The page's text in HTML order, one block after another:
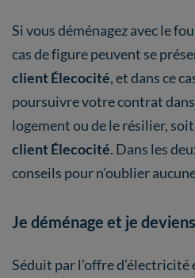
Si vous déménagez avec le
cas de figure peuvent se
client Élecocité, et dans ce
poursuivre votre contrat
logement ou de le résilier,
client Élecocité. Dans les
conseils pour n’oublier
Je déménage et je
Séduit par l’offre